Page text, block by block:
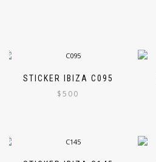
STICKER IBIZA C095
$500